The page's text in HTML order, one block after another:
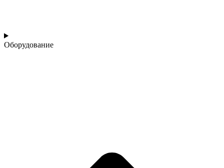
Оборудование